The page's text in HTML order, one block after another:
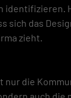
identifizieren.
sich das
zieht.
nur die